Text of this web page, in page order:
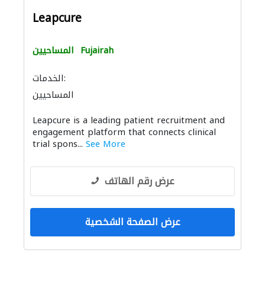
Leapcure
المساحيين Fujairah
الخدمات:
المساحيين
Leapcure is a leading patient recruitment and
engagement platform that connects clinical
trial spons... See More
عرض رقم الهاتف
عرض الصفحة الشخصية